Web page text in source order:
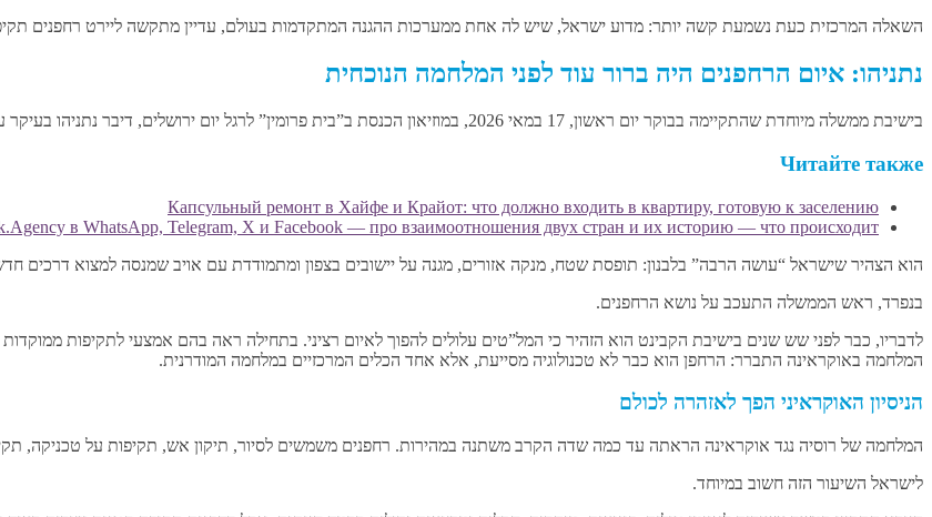
השאלה המרכזית כעת נשמעת קשה יותר: מדוע ישראל, שיש לה אחת ממערכות ההגנה המתקדמות בעולם, עדיין מתקשה ליירט רחפנים
נתניהו: איום הרחפנים היה ברור עוד לפני המלחמה הנוכחית
בישיבת ממשלה מיוחדת שהתקיימה בבוקר יום ראשון, 17 במאי 2026, במוזיאון הכנסת ב”בית פרומין” לרגל יום ירושלים, דיבר נתניהו בעיקר על המצב בגבול הצפוני.
Читайте также
Капсульный ремонт в Хайфе и Крайот: что должно входить в квартиру, готовую к заселению
в WhatsApp, Telegram, X и Facebook — про взаимоотношения двух стран и их историю — что происходит?
הוא הצהיר שישראל “עושה הרבה” בלבנון: תופסת שטח, מנקה אזורים, מגנה על יישובים בצפון ומתמודדת עם אויב שמנסה למצוא דרכים
בנפרד, ראש הממשלה התעכב על נושא הרחפנים.
לדבריו, כבר לפני שש שנים בישיבת הקבינט הוא הזהיר כי המל”טים עלולים להפוך לאיום רציני. בתחילה ראה בהם אמצעי לתקיפות
המלחמה באוקראינה התברר: הרחפן הוא כבר לא טכנולוגיה מסייעת, אלא אחד הכלים המרכזיים במלחמה המודרנית.
הניסיון האוקראיני הפך לאזהרה לכולם
המלחמה של רוסיה נגד אוקראינה הראתה עד כמה שדה הקרב משתנה במהירות. רחפנים משמשים לסיור, תיקון אש, תקיפות על טכניקה,
לישראל השיעור הזה חשוב במיוחד.